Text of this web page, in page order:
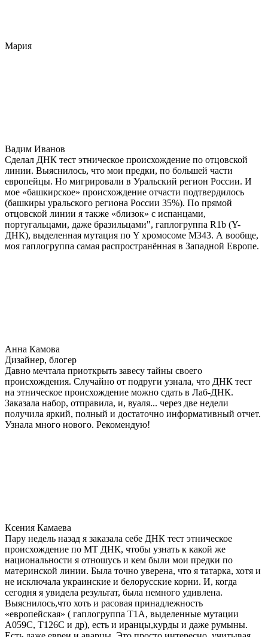
Мария
Вадим Иванов
Сделал ДНК тест этническое происхождение по отцовской
линии. Выяснилось, что мои предки, по большей части
европейцы. Но мигрировали в Уральский регион России. И
мое «башкирское» происхождение отчасти подтвердилось
(башкиры уральского региона России 35%). По прямой
отцовской линии я также «близок» с испанцами,
португальцами, даже бразильцами", гаплогруппа R1b (Y-
ДНК), выделенная мутация по Y хромосоме М343. А вообще,
моя гаплогруппа самая распространённая в Западной Европе.
Анна Камова
Дизайнер, блогер
Давно мечтала приоткрыть завесу тайны своего
происхождения. Случайно от подруги узнала, что ДНК тест
на этническое происхождение можно сдать в Лаб-ДНК.
Заказала набор, отправила, и, вуаля... через две недели
получила яркий, полный и достаточно информативный отчет.
Узнала много нового. Рекомендую!
Ксения Камаева
Пару недель назад я заказала себе ДНК тест этническое
происхождение по МТ ДНК, чтобы узнать к какой же
национальности я отношусь и кем были мои предки по
материнской линии. Была точно уверена, что я татарка, хотя и
не исключала украинские и белорусские корни. И, когда
сегодня я увидела результат, была немного удивлена.
Выяснилось,что хоть и расовая принадлежность
«европейская» ( гаплогруппа T1A, выделенные мутации
A059C, T126C и др), есть и иранцы,курды и даже румыны.